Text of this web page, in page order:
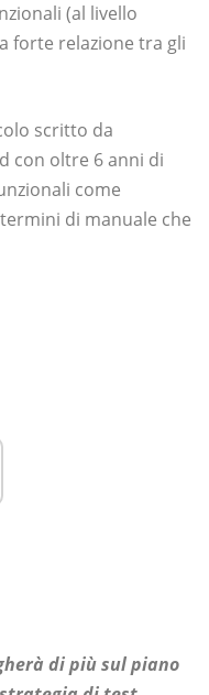
(al livello
forte relazione tra gli
scritto da
con oltre 6 anni di
come
di manuale che
di più sul piano